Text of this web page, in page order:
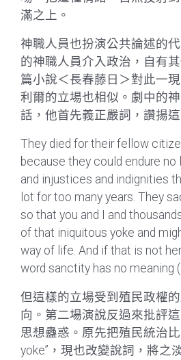
滿之上。
神職人員也扮演公共論述的
的神職人員介入政治，自有
篇小說＜長春藤日＞對此一
利爾的立場也相似。劇中的
話，他首先義正嚴詞，讚揚
They died for their fellow
because they could endure no
and injustices and indignities
lot for too many years. They
so that you and I and
of that iniquitous yoke and
way of life. And if that is not
word sanctity has no meaning
但這樣的立場受到殖民政權
向。第二場演說反過來批評
思想蠱惑。原先把殖民統治比
yoke”，現也改變說詞，將之